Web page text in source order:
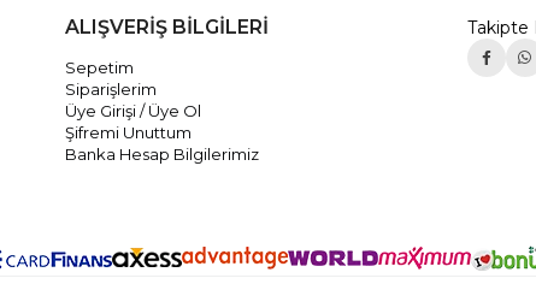
ALIŞVERİŞ BİLGİLERİ
Sepetim
Siparişlerim
Üye Girişi / Üye Ol
Şifremi Unuttum
Banka Hesap Bilgilerimiz
Takipte